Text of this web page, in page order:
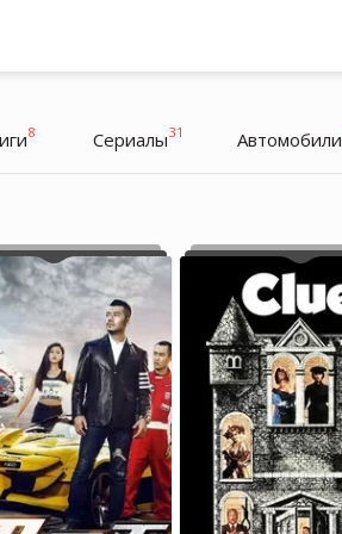
8 Cериалы31 Автомобили
Ульяна Улилай
блогер блогер